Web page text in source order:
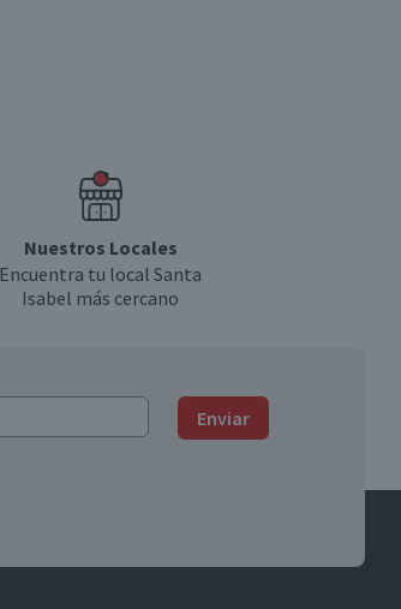
Nuestros Locales
Encuentra tu local Santa
Isabel más cercano
Enviar